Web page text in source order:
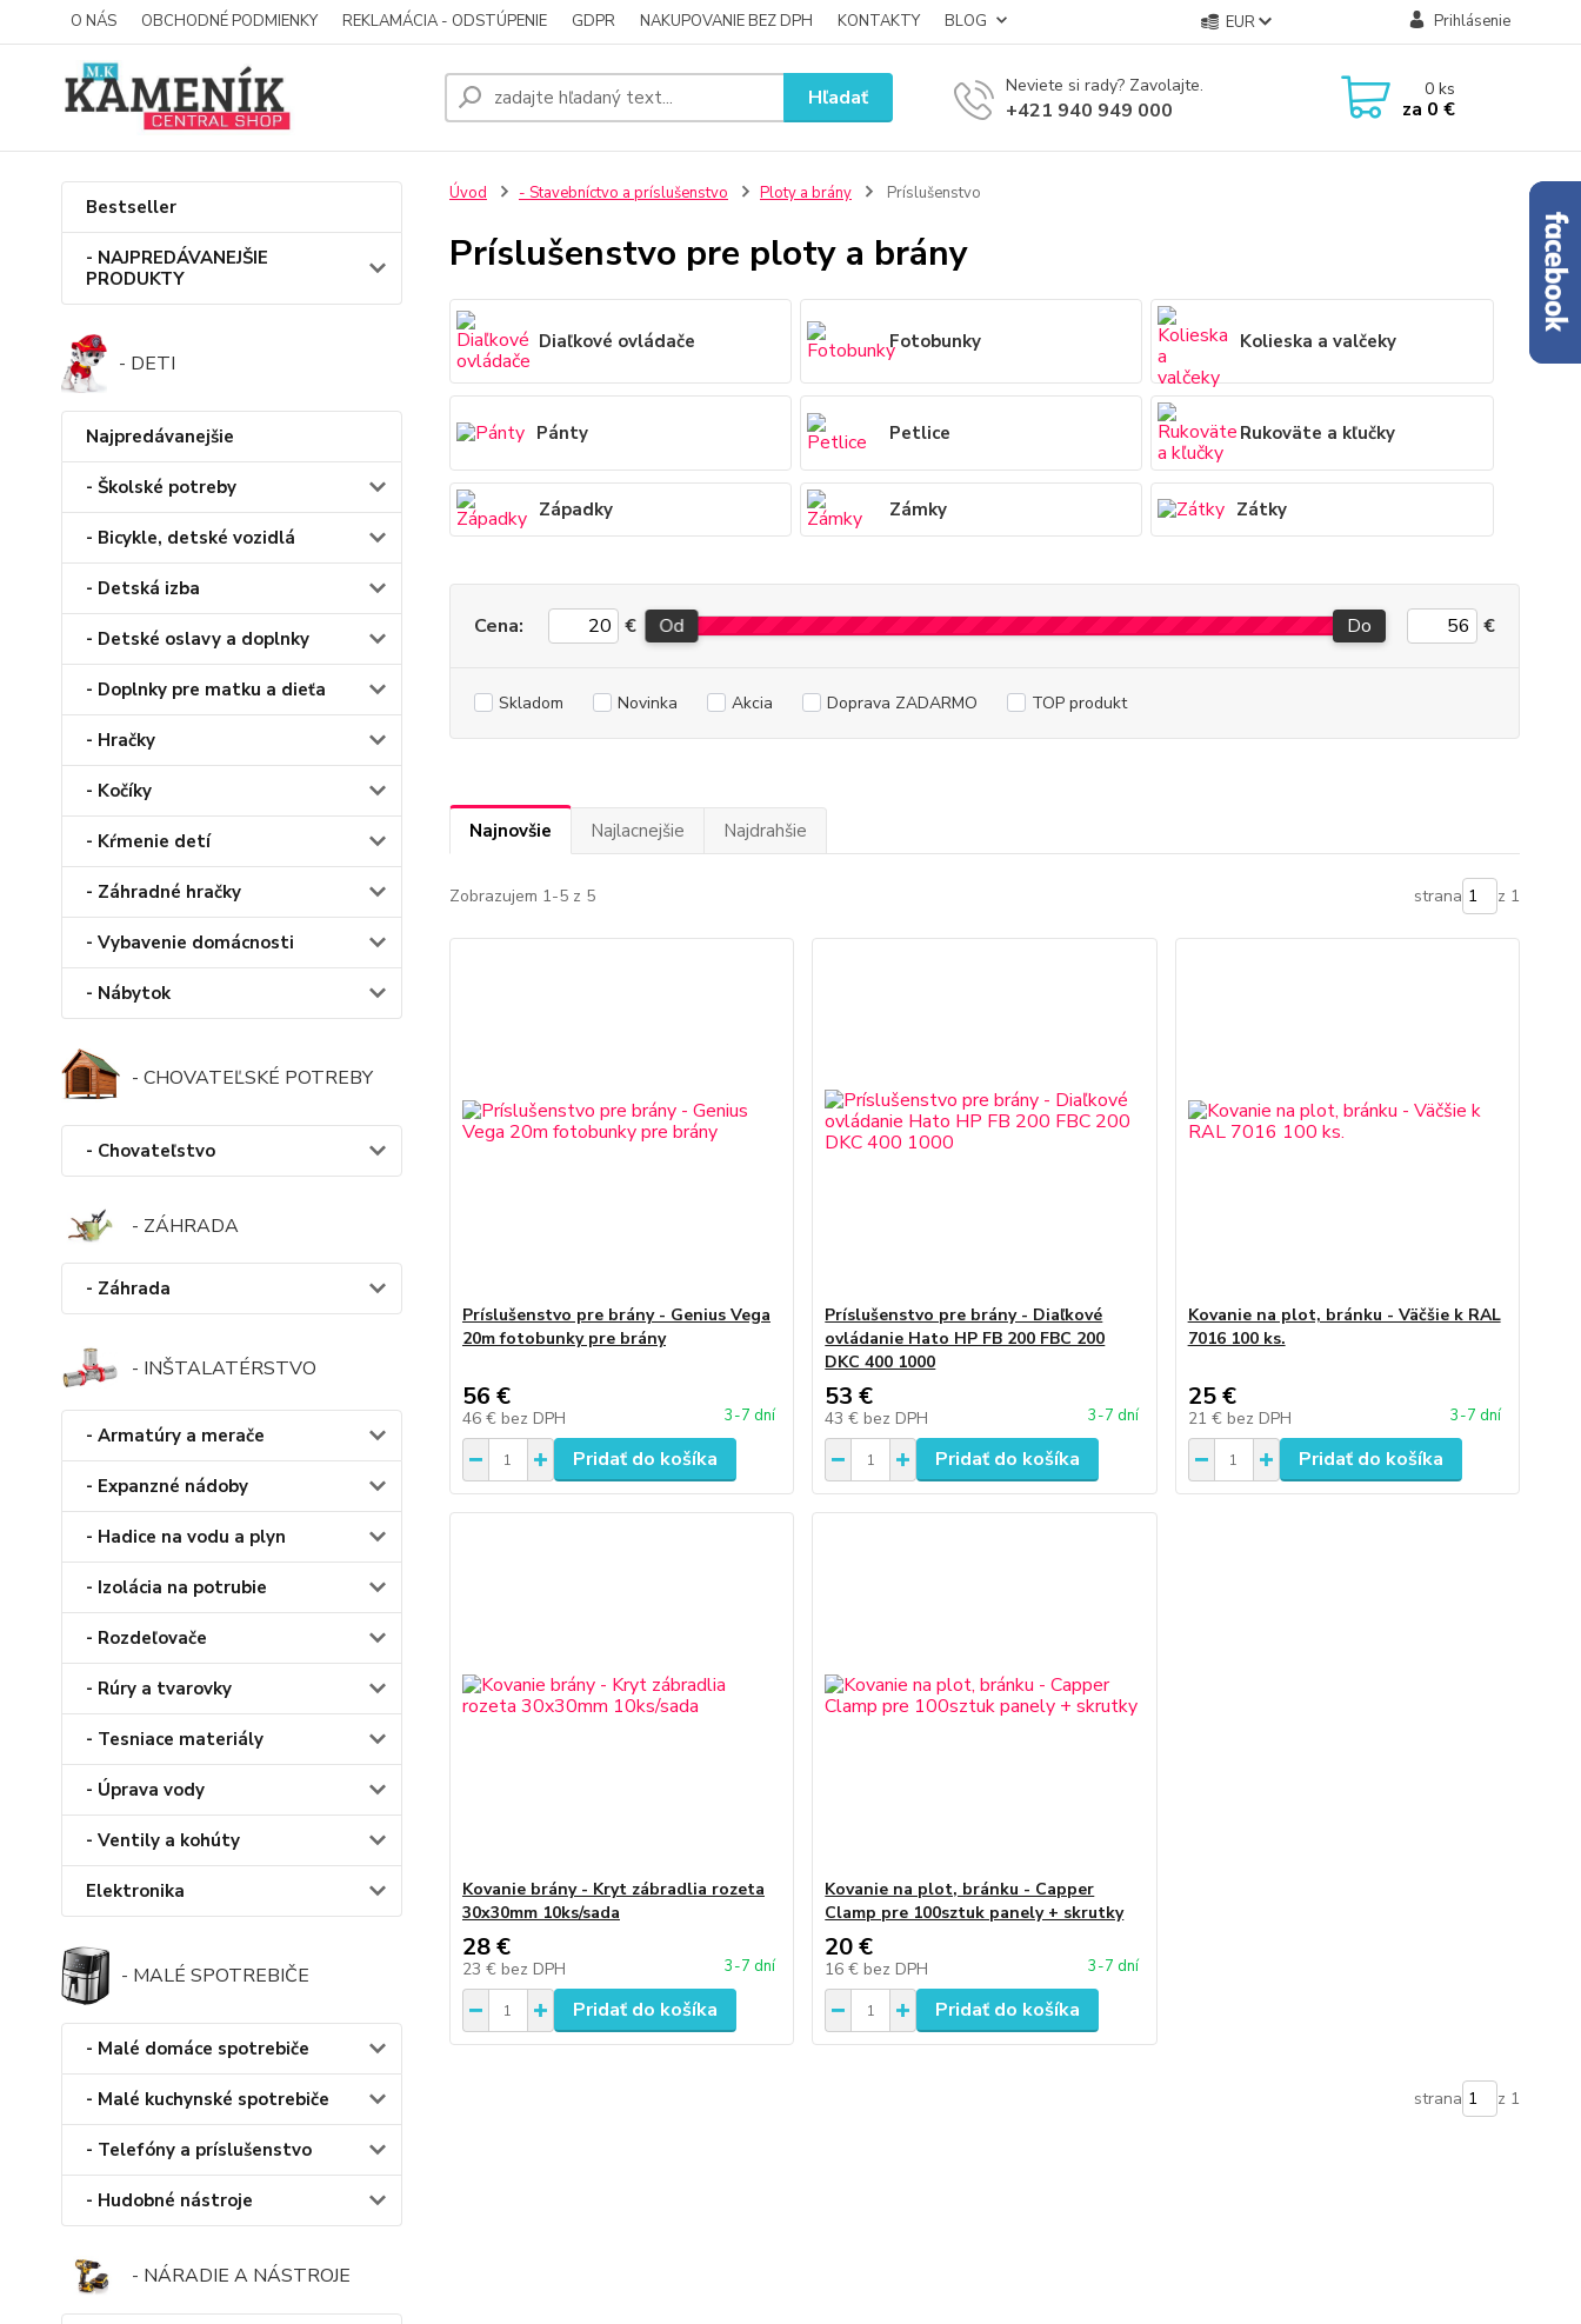
O NÁS OBCHODNÉ PODMIENKY REKLAMÁCIA - ODSTÚPENIE GDPR NAKUPOVANIE BEZ DPH KONTAKTY BLOG EUR Prihlásenie
Hľadať Neviete si rady? Zavolajte.
+421 940 949 000
0ks
za 0 €
Bestseller
- NAJPREDÁVANEJŠIE
PRODUKTY
- DETI
Najpredávanejšie
- Školské potreby
- Bicykle, detské vozidlá
- Detská izba
- Detské oslavy a doplnky
- Doplnky pre matku a dieťa
- Hračky
- Kočíky
- Kŕmenie detí
- Záhradné hračky
- Vybavenie domácnosti
- Nábytok
- CHOVATEĽSKÉ POTREBY
- Chovateľstvo
- ZÁHRADA
- Záhrada
- INŠTALATÉRSTVO
- Armatúry a merače
- Expanzné nádoby
- Hadice na vodu a plyn
- Izolácia na potrubie
- Rozdeľovače
- Rúry a tvarovky
- Tesniace materiály
- Úprava vody
- Ventily a kohúty
Elektronika
- MALÉ SPOTREBIČE
- Malé domáce spotrebiče
- Malé kuchynské spotrebiče
- Telefóny a príslušenstvo
- Hudobné nástroje
- NÁRADIE A NÁSTROJE
Úvod - Stavebníctvo a príslušenstvo Ploty a brány Príslušenstvo
Príslušenstvo pre ploty a brány
Diaľkové ovládače Fotobunky Kolieska a valčeky
Pánty Petlice Rukoväte a kľučky
Západky Zámky Zátky
Cena: € Od Do €
Skladom Novinka Akcia Doprava ZADARMO TOP produkt
Najnovšie Najlacnejšie Najdrahšie
Zobrazujem 1-5 z 5 strana z 1
Príslušenstvo pre brány - Genius Vega
20m fotobunky pre brány
56 €
46 € bez DPH 3-7 dní
Pridať do košíka
Príslušenstvo pre brány - Diaľkové
ovládanie Hato HP FB 200 FBC 200
DKC 400 1000
53 €
43 € bez DPH 3-7 dní
Pridať do košíka
Kovanie na plot, bránku - Väčšie k RAL
7016 100 ks.
25 €
21 € bez DPH 3-7 dní
Pridať do košíka
Kovanie brány - Kryt zábradlia rozeta
30x30mm 10ks/sada
28 €
23 € bez DPH 3-7 dní
Pridať do košíka
Kovanie na plot, bránku - Capper
Clamp pre 100sztuk panely + skrutky
20 €
16 € bez DPH 3-7 dní
Pridať do košíka
strana z 1